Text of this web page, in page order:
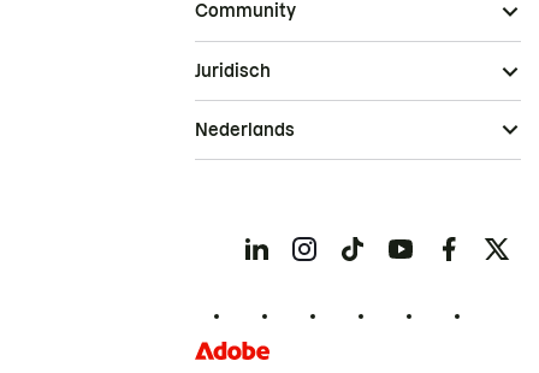
Community
Juridisch
Nederlands